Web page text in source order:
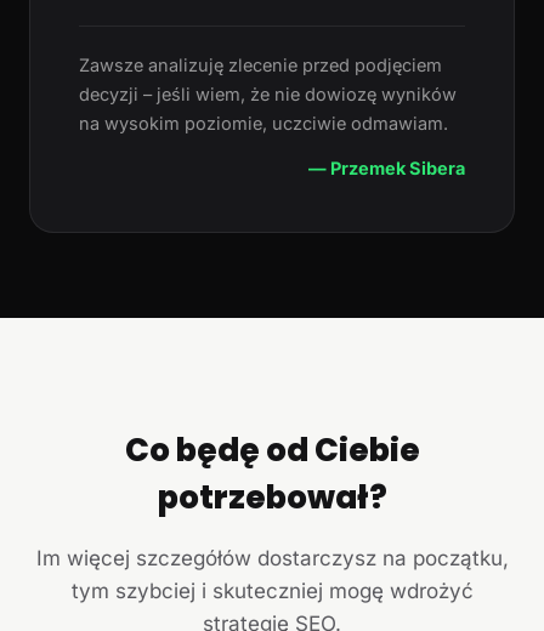
Zawsze analizuję zlecenie przed podjęciem
decyzji – jeśli wiem, że nie dowiozę wyników
na wysokim poziomie, uczciwie odmawiam.
— Przemek Sibera
Co będę od Ciebie
potrzebował?
Im więcej szczegółów dostarczysz na początku,
tym szybciej i skuteczniej mogę wdrożyć
strategię SEO.